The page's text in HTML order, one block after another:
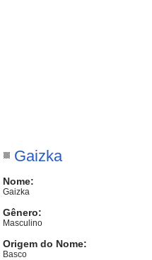
Gaizka
Nome:
Gaizka
Gênero:
Masculino
Origem do Nome:
Basco